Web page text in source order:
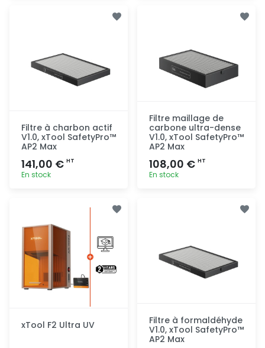
Filtre à charbon actif
V1.0, xTool SafetyPro™
AP2 Max
141,00 € HT
En stock
Filtre maillage de
carbone ultra-dense
V1.0, xTool SafetyPro™
AP2 Max
108,00 € HT
En stock
xTool F2 Ultra UV
Filtre à formaldéhyde
V1.0, xTool SafetyPro™
AP2 Max